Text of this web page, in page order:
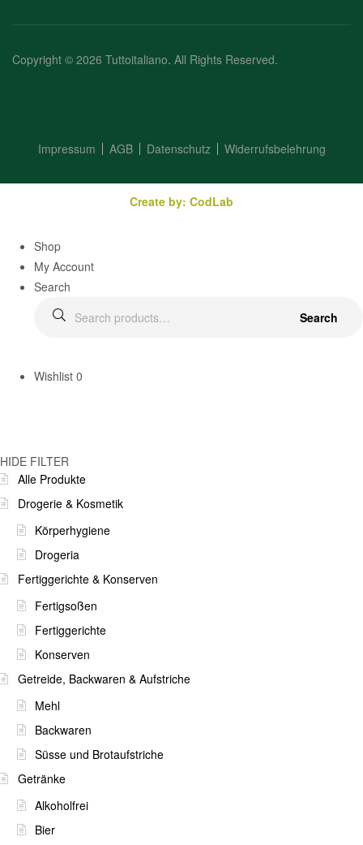
Copyright © 2026 Tuttoitaliano. All Rights Reserved.
Impressum AGB Datenschutz Widerrufsbelehrung
Create by: CodLab
Shop
My Account
Search
Search
Wishlist 0
HIDE FILTER
Alle Produkte
Drogerie & Kosmetik
Körperhygiene
Drogeria
Fertiggerichte & Konserven
Fertigsoßen
Fertiggerichte
Konserven
Getreide, Backwaren & Aufstriche
Mehl
Backwaren
Süsse und Brotaufstriche
Getränke
Alkoholfrei
Bier